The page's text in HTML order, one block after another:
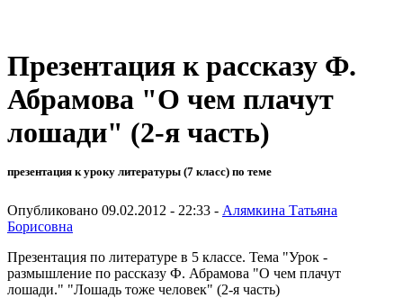
Презентация к рассказу Ф.
Абрамова "О чем плачут
лошади" (2-я часть)
презентация к уроку литературы (7 класс) по теме
Опубликовано 09.02.2012 - 22:33 - Алямкина Татьяна
Борисовна
Презентация по литературе в 5 классе. Тема "Урок -
размышление по рассказу Ф. Абрамова "О чем плачут
лошади." "Лошадь тоже человек" (2-я часть)